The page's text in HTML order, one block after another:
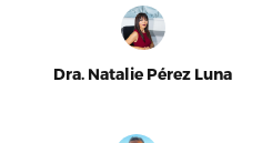
Dra. Natalie Pérez Luna